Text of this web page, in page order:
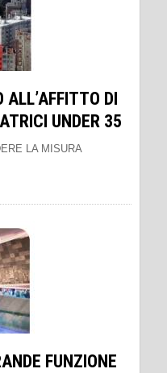
DI
UNDER 35
LA MISURA
FUNZIONE